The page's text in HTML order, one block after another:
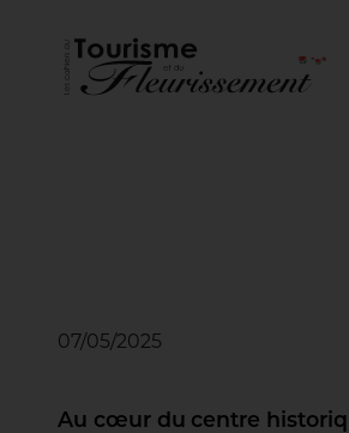
07/05/2025
Au cœur du centre